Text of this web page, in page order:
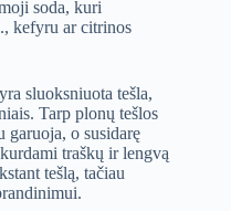
soda, kuri
kefyru ar citrinos
sluoksniuota tešla,
Tarp plonų tešlos
garuoja, o susidarę
traškų ir lengvą
tešlą, tačiau